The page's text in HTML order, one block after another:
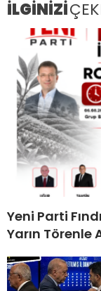
İLGİNİZİ
Yeni Parti
Yarın Törenle